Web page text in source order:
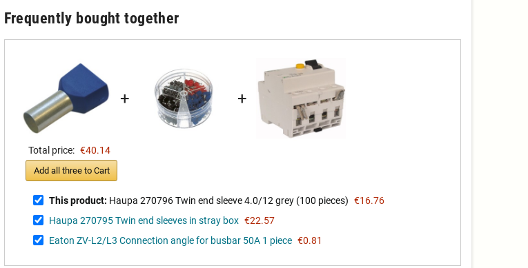
Frequently bought together
+ +
Total price: €40.14
Add all three to Cart
This product: Haupa 270796 Twin end sleeve 4.0/12 grey (100 pieces) €16.76
Haupa 270795 Twin end sleeves in stray box €22.57
Eaton ZV-L2/L3 Connection angle for busbar 50A 1 piece €0.81